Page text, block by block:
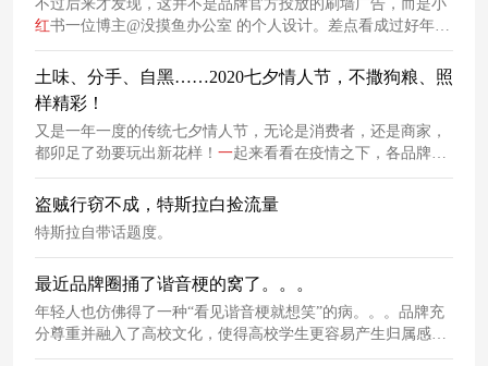
不过后来才发现，这并不是品牌官方投放的刷墙广告，而是小
红书一位博主@没摸鱼办公室 的个人设计。差点看成过好年
了。。。村口的刷墙广告，既是对乡村场景的熟悉感回归，又
以潮流元素搭建了城市与乡村的连接点，成为他们集体情感的
载体。当然最重要的，是刷墙广告满足了年轻人的社交需求。
土味、分手、自黑……2020七夕情人节，不撒狗粮、照
样精彩！
又是一年一度的传统七夕情人节，无论是消费者，还是商家，
都卯足了劲要玩出新花样！ 一起来看看在疫情之下，各品牌又
有什么新花样吧！
盗贼行窃不成，特斯拉白捡流量
特斯拉自带话题度。
最近品牌圈捅了谐音梗的窝了。。。
年轻人也仿佛得了一种“看见谐音梗就想笑”的病。。。品牌充
分尊重并融入了高校文化，使得高校学生更容易产生归属感和
认同感。天猫今年的巴黎奥运会可谓一大体育盛事，天猫在此